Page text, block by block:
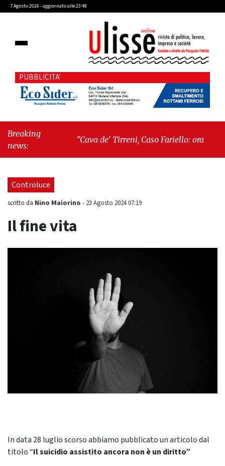
7 Agosto 2026 - aggiornato alle 23:48
PUBBLICITA'
Breaking
news:
"Cava de' Tirreni, Caso Fariello: ora torniamo
Controluce
scritto da Nino Maiorino - 23 Agosto 2024 07:19
Il fine vita
In data 28 luglio scorso abbiamo pubblicato un articolo dal
titolo “Il suicidio assistito ancora non è un diritto”